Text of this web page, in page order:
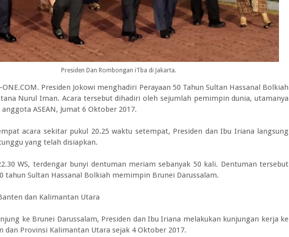
Presiden Dan Rombongan iTba di Jakarta.
ONE.COM. Presiden Jokowi menghadiri Perayaan 50 Tahun Sultan Hassanal Bolkiah
Nurul Iman. Acara tersebut dihadiri oleh sejumlah pemimpin dunia, utamanya
ASEAN, Jumat 6 Oktober 2017.
acara sekitar pukul 20.25 waktu setempat, Presiden dan Ibu Iriana langsung
yang telah disiapkan.
WS, terdengar bunyi dentuman meriam sebanyak 50 kali. Dentuman tersebut
tahun Sultan Hassanal Bolkiah memimpin Brunei Darussalam.
dan Kalimantan Utara
ke Brunei Darussalam, Presiden dan Ibu Iriana melakukan kunjungan kerja ke
dan Provinsi Kalimantan Utara sejak 4 Oktober 2017.